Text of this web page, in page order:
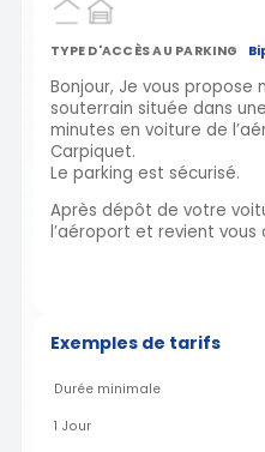
TYPE D'ACCÈS AU PARKING
Bonjour, Je vous propose
souterrain située dans
minutes en voiture de
Carpiquet.
Le parking est sécurisé.
Après dépôt de votre
l’aéroport et revient
Exemples de tarifs
Durée minimale
1 Jour